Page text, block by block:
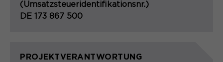
(Umsatzsteueridentifikationsnr.)
DE 173 867 500
PROJEKTVERANTWORTUNG